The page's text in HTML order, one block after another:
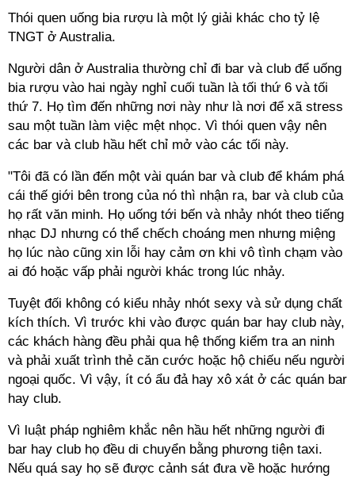
Thói quen uống bia rượu là một lý giải khác cho tỷ lệ
TNGT ở Australia.
Người dân ở Australia thường chỉ đi bar và club để uống
bia rượu vào hai ngày nghỉ cuối tuần là tối thứ 6 và tối
thứ 7. Họ tìm đến những nơi này như là nơi để xã stress
sau một tuần làm việc mệt nhọc. Vì thói quen vậy nên
các bar và club hầu hết chỉ mở vào các tối này.
"Tôi đã có lần đến một vài quán bar và club để khám phá
cái thế giới bên trong của nó thì nhận ra, bar và club của
họ rất văn minh. Họ uống tới bến và nhảy nhót theo tiếng
nhạc DJ nhưng có thể chếch choáng men nhưng miệng
họ lúc nào cũng xin lỗi hay cảm ơn khi vô tình chạm vào
ai đó hoặc vấp phải người khác trong lúc nhảy.
Tuyệt đối không có kiểu nhảy nhót sexy và sử dụng chất
kích thích. Vì trước khi vào được quán bar hay club này,
các khách hàng đều phải qua hệ thống kiểm tra an ninh
và phải xuất trình thẻ căn cước hoặc hộ chiếu nếu người
ngoại quốc. Vì vậy, ít có ẩu đả hay xô xát ở các quán bar
hay club.
Vì luật pháp nghiêm khắc nên hầu hết những người đi
bar hay club họ đều di chuyển bằng phương tiện taxi.
Nếu quá say họ sẽ được cảnh sát đưa về hoặc hướng